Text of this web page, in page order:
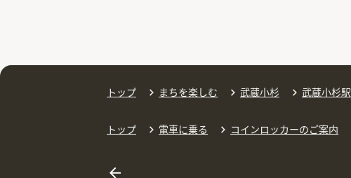
トップ まちを楽しむ 武蔵小杉 武蔵小杉駅
トップ 電車に乗る コインロッカーのご案内